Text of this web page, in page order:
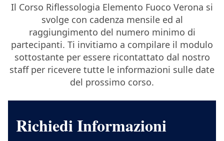
Il Corso Riflessologia Elemento Fuoco Verona si
svolge con cadenza mensile ed al
raggiungimento del numero minimo di
partecipanti. Ti invitiamo a compilare il modulo
sottostante per essere ricontattato dal nostro
staff per ricevere tutte le informazioni sulle date
del prossimo corso.
Richiedi Informazioni